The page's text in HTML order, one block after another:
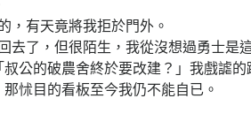
有天竟將我拒於門外。
，但很陌生，我從沒想過勇士是這
公的破農舍終於要改建？」我戲謔
怵目的看板至今我仍不能自已。